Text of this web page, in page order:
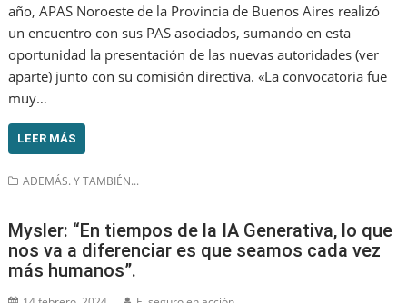
año, APAS Noroeste de la Provincia de Buenos Aires realizó
un encuentro con sus PAS asociados, sumando en esta
oportunidad la presentación de las nuevas autoridades (ver
aparte) junto con su comisión directiva. «La convocatoria fue
muy…
LEER MÁS
ADEMÁS. Y TAMBIÉN...
Mysler: “En tiempos de la IA Generativa, lo que
nos va a diferenciar es que seamos cada vez
más humanos”.